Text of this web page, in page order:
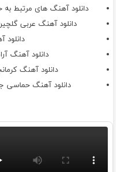
مامان ببخش
اگه فکره suicide میزنه ب سرش
همیشه
پسرتم رفت
مامان سره
گفتم لقه
با اینکه ی
ولی الان
چقد تو خیابون
دیوونه میشم
اصن
دانلود آهنگ های مرتبط
دانلود آهنگ عربی
دانلود آهنگ
دانلود آهنگ
دانلود آهنگ حماسی